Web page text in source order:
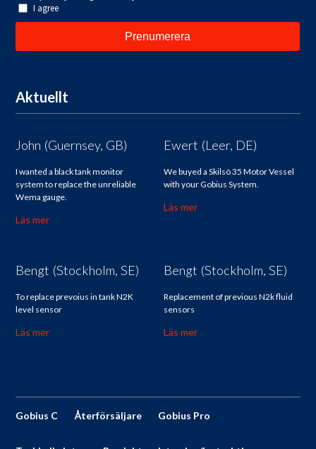
Aktuellt
John (Guernsey, GB)
I wanted a black tank monitor
system to replace the unreliable
Wema gauge.
Läs mer
Ewert (Leer, DE)
We buyed a Skilsö 35 Motor Vessel
with your Gobius System.
Läs mer
Bengt (Stockholm, SE)
To replace prevoius in tank N2K
level sensor
Läs mer
Bengt (Stockholm, SE)
Replacement of previous N2k fluid
sensors
Läs mer
Gobius C Återförsäljare Gobius Pro